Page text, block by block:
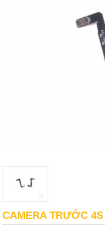
CAMERA TRƯỚC 4S